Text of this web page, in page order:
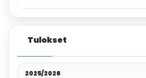
Tulokset
2025/2026